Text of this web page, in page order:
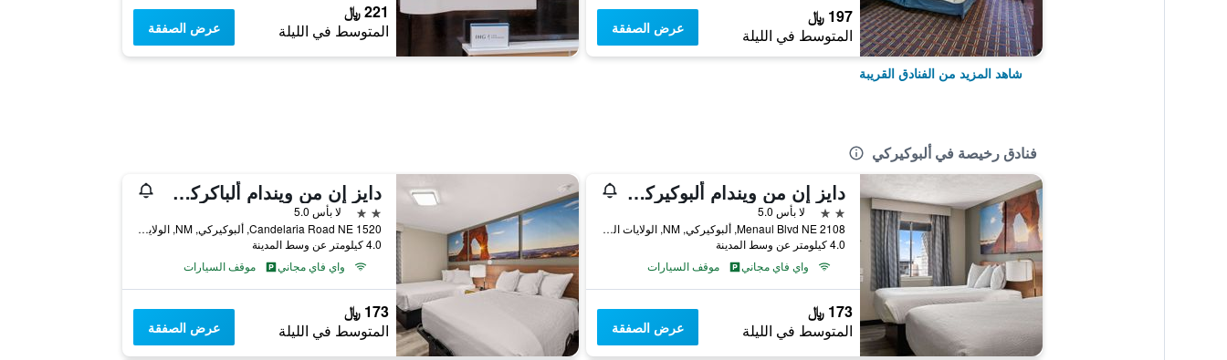
197 ﷼
المتوسط في الليلة عرض الصفقة
221 ﷼
المتوسط في الليلة عرض الصفقة
شاهد المزيد من الفنادق القريبة
فنادق رخيصة في ألبوكيركي
دايز إن من ويندام ألبوكيركي، الشمال الشرقي
2 نجمتين
لا بأس 5.0
2108 Menaul Blvd NE, ألبوكيركي, NM, الولايات المتحدة الأميريكية
4.0 كيلومتر عن وسط المدينة
واي فاي مجاني
موقف السيارات
173 ﷼
المتوسط في الليلة عرض الصفقة
دايز إن من ويندام ألباكركي آي-25
2 نجمتين
لا بأس 5.0
1520 Candelaria Road NE, ألبوكيركي, NM, الولايات المتحدة الأميريكية
4.0 كيلومتر عن وسط المدينة
واي فاي مجاني
موقف السيارات
173 ﷼
المتوسط في الليلة عرض الصفقة